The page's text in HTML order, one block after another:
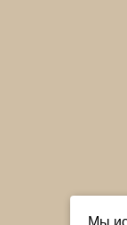
Мы